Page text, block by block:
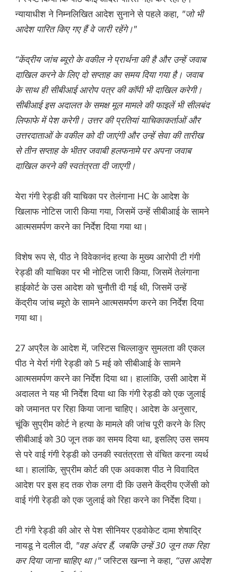
न्यायाधीश ने निम्नलिखित आदेश सुनाने से पहले कहा, "जो भी
आदेश पारित किए गए हैं वे जारी रहेंगे।"
“केंद्रीय जांच ब्यूरो के वकील ने प्रार्थना की है और उन्हें जवाब
दाखिल करने के लिए दो सप्ताह का समय दिया गया है। जवाब
के साथ ही सीबीआई आरोप पत्र की कॉपी भी दाखिल करेगी।
सीबीआई इस अदालत के समक्ष मूल मामले की फाइलें भी सीलबंद
लिफाफे में पेश करेगी। उत्तर की प्रतियां याचिकाकर्ताओं और
उत्तरदाताओं के वकील को दी जाएंगी और उन्हें सेवा की तारीख
से तीन सप्ताह के भीतर जवाबी हलफनामे पर अपना जवाब
दाखिल करने की स्वतंत्रता दी जाएगी।
येरा गंगी रेड्डी की याचिका पर तेलंगाना HC के आदेश के
खिलाफ नोटिस जारी किया गया, जिसमें उन्हें सीबीआई के सामने
आत्मसमर्पण करने का निर्देश दिया गया था।
विशेष रूप से, पीठ ने विवेकानंद हत्या के मुख्य आरोपी टी गंगी
रेड्डी की याचिका पर भी नोटिस जारी किया, जिसमें तेलंगाना
हाईकोर्ट के उस आदेश को चुनौती दी गई थी, जिसमें उन्हें
केंद्रीय जांच ब्यूरो के सामने आत्मसमर्पण करने का निर्देश दिया
गया था।
27 अप्रैल के आदेश में, जस्टिस चिल्लाकुर सुमलता की एकल
पीठ ने येर्रा गंगी रेड्डी को 5 मई को सीबीआई के सामने
आत्मसमर्पण करने का निर्देश दिया था। हालांकि, उसी आदेश में
अदालत ने यह भी निर्देश दिया था कि गंगी रेड्डी को एक जुलाई
को जमानत पर रिहा किया जाना चाहिए। आदेश के अनुसार,
चूंकि सुप्रीम कोर्ट ने हत्या के मामले की जांच पूरी करने के लिए
सीबीआई को 30 जून तक का समय दिया था, इसलिए उस समय
से परे वाई गंगी रेड्डी को उनकी स्वतंत्रता से वंचित करना व्यर्थ
था। हालांकि, सुप्रीम कोर्ट की एक अवकाश पीठ ने विवादित
आदेश पर इस हद तक रोक लगा दी कि उसने केंद्रीय एजेंसी को
वाई गंगी रेड्डी को एक जुलाई को रिहा करने का निर्देश दिया।
टी गंगी रेड्डी की ओर से पेश सीनियर एडवोकेट दामा शेषाद्रि
नायडू ने दलील दी, "वह अंदर हैं, जबकि उन्हें 30 जून तक रिहा
कर दिया जाना चाहिए था।"जस्टिस खन्ना ने कहा, “उस आदेश